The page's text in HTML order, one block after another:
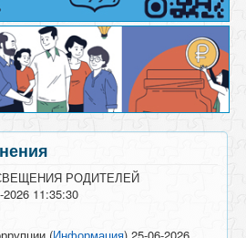
РОДИТЕЛЕЙ
2026 11:35:30